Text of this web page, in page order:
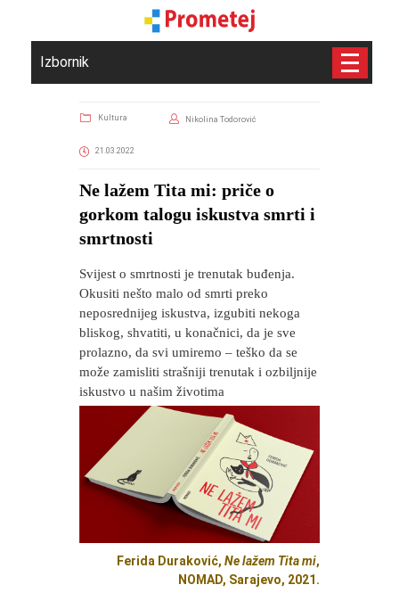
Izbornik
Kultura Nikolina Todorović
21.03.2022
Ne lažem Tita mi: priče o
gorkom talogu iskustva smrti i
smrtnosti
Svijest o smrtnosti je trenutak buđenja.
Okusiti nešto malo od smrti preko
neposrednijeg iskustva, izgubiti nekoga
bliskog, shvatiti, u konačnici, da je sve
prolazno, da svi umiremo – teško da se
može zamisliti strašniji trenutak i ozbiljnije
iskustvo u našim životima
Ferida Duraković, Ne lažem Tita mi,
NOMAD, Sarajevo, 2021.